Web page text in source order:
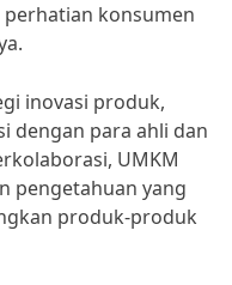
konsumen
inovasi produk,
dengan para ahli dan
UMKM
pengetahuan yang
produk-produk